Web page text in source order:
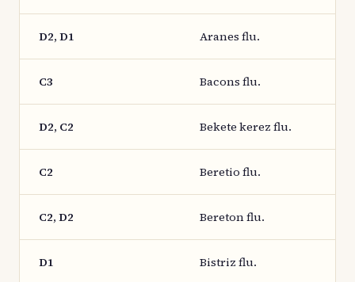
D2, D1 Aranes flu.
C3 Bacons flu.
D2, C2 Bekete kerez flu.
C2 Beretio flu.
C2, D2 Bereton flu.
D1 Bistriz flu.